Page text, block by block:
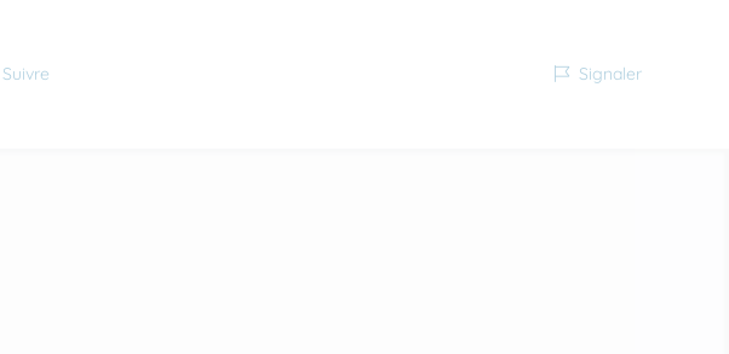
Suivre Signaler